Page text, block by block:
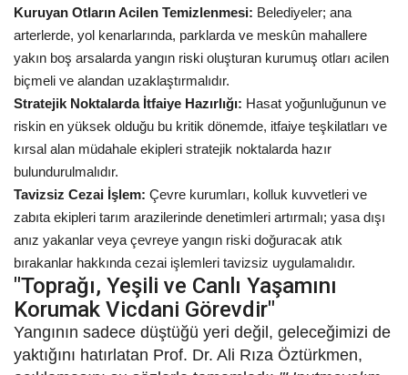
Kuruyan Otların Acilen Temizlenmesi: Belediyeler; ana
arterlerde, yol kenarlarında, parklarda ve meskûn mahallere
yakın boş arsalarda yangın riski oluşturan kurumuş otları acilen
biçmeli ve alandan uzaklaştırmalıdır.
Stratejik Noktalarda İtfaiye Hazırlığı: Hasat yoğunluğunun ve
riskin en yüksek olduğu bu kritik dönemde, itfaiye teşkilatları ve
kırsal alan müdahale ekipleri stratejik noktalarda hazır
bulundurulmalıdır.
Tavizsiz Cezai İşlem: Çevre kurumları, kolluk kuvvetleri ve
zabıta ekipleri tarım arazilerinde denetimleri artırmalı; yasa dışı
anız yakanlar veya çevreye yangın riski doğuracak atık
bırakanlar hakkında cezai işlemleri tavizsiz uygulamalıdır.
"Toprağı, Yeşili ve Canlı Yaşamını
Korumak Vicdani Görevdir"
Yangının sadece düştüğü yeri değil, geleceğimizi de
yaktığını hatırlatan Prof. Dr. Ali Rıza Öztürkmen,